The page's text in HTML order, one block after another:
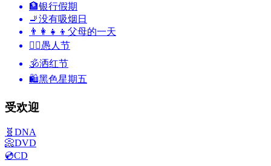
🏦银行假期
🚬没有吸烟日
👨‍👩‍👧‍👦 父母的一天
🙆‍♂️愚人节
🕉洒红节
🛍黑色星期五
受欢迎
🧬 DNA
📀DVD
💿CD